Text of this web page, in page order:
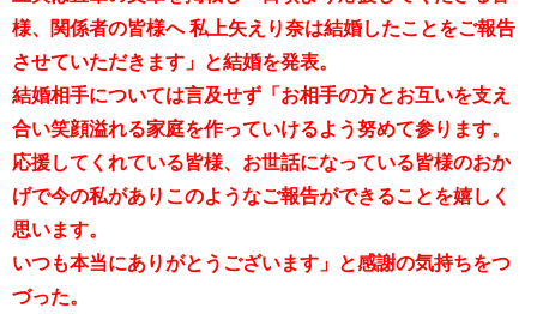
様、関係者の皆様へ 私上矢えり奈は結婚したことをご報告
させていただきます」と結婚を発表。
結婚相手については言及せず「お相手の方とお互いを支え
合い笑顔溢れる家庭を作っていけるよう努めて参ります。
応援してくれている皆様、お世話になっている皆様のおか
げで今の私がありこのようなご報告ができることを嬉しく
思います。
いつも本当にありがとうございます」と感謝の気持ちをつ
づった。